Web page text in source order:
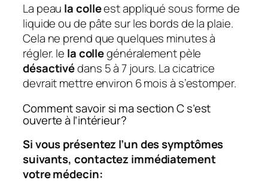
La peau la colleest appliqué sous forme de
liquide ou de pâte sur les bords de la plaie.
Cela ne prend que quelques minutes à
régler. le la collegénéralement pèle
désactivédans 5 à 7 jours. La cicatrice
devrait mettre environ 6 mois à s’estomper.
Comment savoir si ma section C s’est
ouverte à l’intérieur?
Si vous présentez l’un des symptômes
suivants, contactez immédiatement
votre médecin: